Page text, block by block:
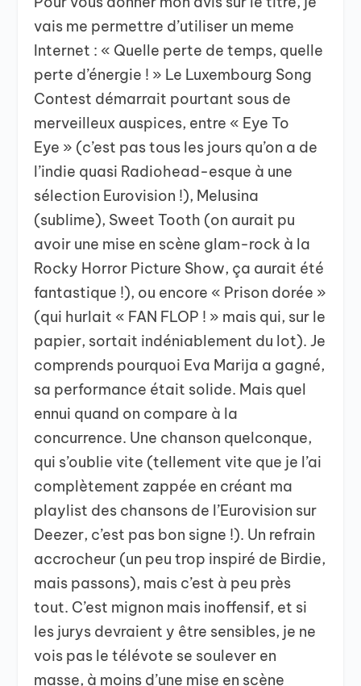
vais me permettre d’utiliser un meme
Internet : « Quelle perte de temps, quelle
perte d’énergie ! » Le Luxembourg Song
Contest démarrait pourtant sous de
merveilleux auspices, entre « Eye To
Eye » (c’est pas tous les jours qu’on a de
l’indie quasi Radiohead-esque à une
sélection Eurovision !), Melusina
(sublime), Sweet Tooth (on aurait pu
avoir une mise en scène glam-rock à la
Rocky Horror Picture Show, ça aurait été
fantastique !), ou encore « Prison dorée »
(qui hurlait « FAN FLOP ! » mais qui, sur le
papier, sortait indéniablement du lot). Je
comprends pourquoi Eva Marija a gagné,
sa performance était solide. Mais quel
ennui quand on compare à la
concurrence. Une chanson quelconque,
qui s’oublie vite (tellement vite que je l’ai
complètement zappée en créant ma
playlist des chansons de l’Eurovision sur
Deezer, c’est pas bon signe !). Un refrain
accrocheur (un peu trop inspiré de Birdie,
mais passons), mais c’est à peu près
tout. C’est mignon mais inoffensif, et si
les jurys devraient y être sensibles, je ne
vois pas le télévote se soulever en
masse, à moins d’une mise en scène